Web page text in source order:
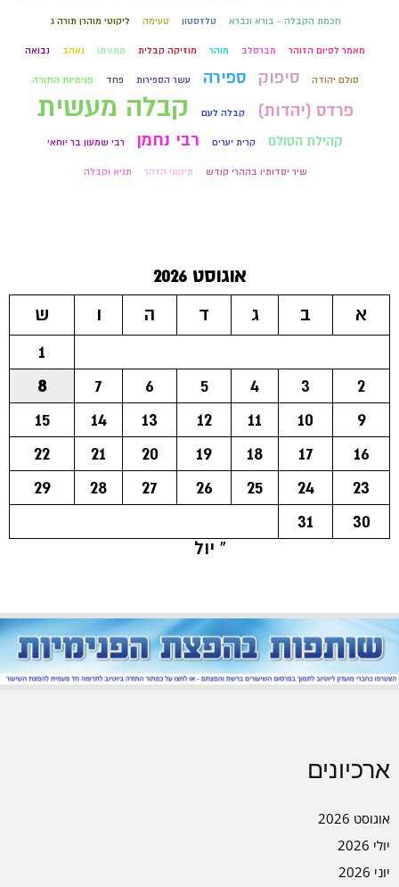
חכמת הקבלה - בורא ונברא טלזסטון טעימה ליקוטי מוהרן תורה ג
מאמר לסיום הזוהר מברסלב מוהר מוזיקה קבלית מתורתו נאהב נבואה
סולם יהודה סיפוק ספירה עשר הספירות פחד פנימיות התורה
פרדס (יהדות) קבלה לעם קבלה מעשית
קהילת הסולם קרית יערים רבי נחמן רבי שמעון בר יוחאי
שיר יסדותיו בההרי קודש תיקוני הזהר תניא וקבלה
אוגוסט 2026
א
ב ג ד ה ו
ש
1
2
3
4
5
6
7
8
9
10
11
12
13
14
15
16
17
18
19
20
21
22
23
24
25
26
27
28
29
30
31
« יול
ארכיונים
אוגוסט 2026
יולי 2026
יוני 2026